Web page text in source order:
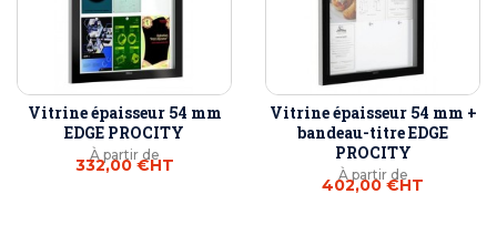
Vitrine épaisseur 54 mm
EDGE PROCITY
À partir de
332,00 €HT
Vitrine épaisseur 54 mm +
bandeau-titre EDGE
PROCITY
À partir de
402,00 €HT